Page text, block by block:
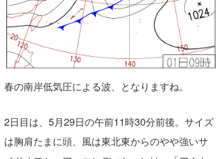
春の南岸低気圧による波、となりますね。
2日目は、5月29日の午前11時30分前後。サイズ
は胸肩たまに頭、風は東北東からのやや強いサ
唐澤予報士
ゴン
米山予報士
wanda
予報士 hiro.